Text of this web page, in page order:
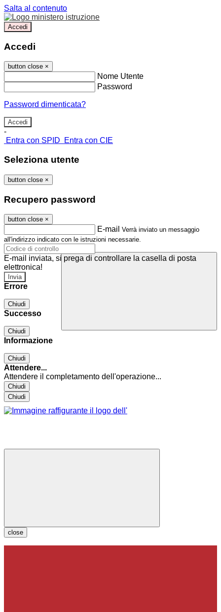
Salta al contenuto
Accedi
Accedi
button close ×
Nome Utente
Password
Password dimenticata?
-
Entra con SPID
Entra con CIE
Seleziona utente
button close ×
Recupero password
button close ×
E-mail Verrà inviato un messaggio
all'indirizzo indicato con le istruzioni necessarie.
E-mail inviata, si prega di controllare la casella di posta
elettronica!
Errore
Chiudi
Successo
Chiudi
Informazione
Chiudi
Attendere...
Attendere il completamento dell'operazione...
Chiudi
Chiudi
close